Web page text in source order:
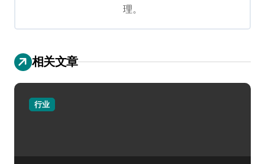
理。
相关文章
行业